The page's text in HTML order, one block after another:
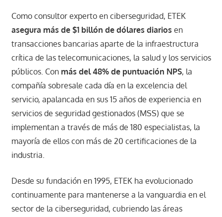
Como consultor experto en ciberseguridad, ETEK
asegura más de $1 billón de dólares diarios en
transacciones bancarias aparte de la infraestructura
crítica de las telecomunicaciones, la salud y los servicios
públicos. Con más del 48% de puntuación NPS, la
compañía sobresale cada día en la excelencia del
servicio, apalancada en sus 15 años de experiencia en
servicios de seguridad gestionados (MSS) que se
implementan a través de más de 180 especialistas, la
mayoría de ellos con más de 20 certificaciones de la
industria.
Desde su fundación en 1995, ETEK ha evolucionado
continuamente para mantenerse a la vanguardia en el
sector de la ciberseguridad, cubriendo las áreas